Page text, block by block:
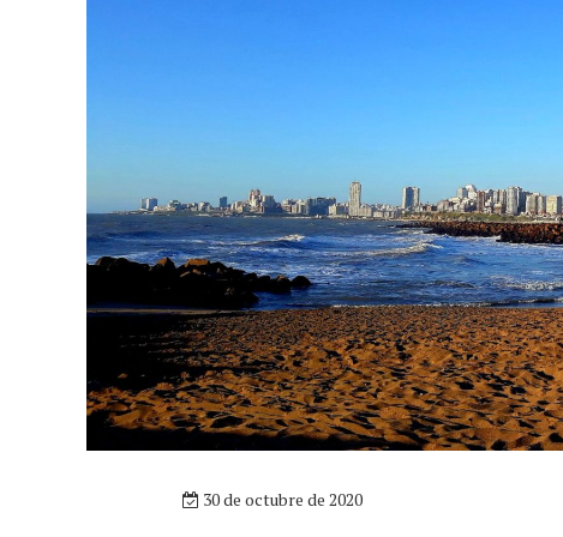
30 de octubre de 2020